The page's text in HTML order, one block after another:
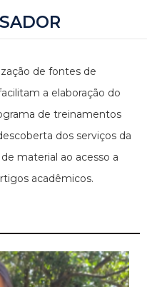
de fontes de
a elaboração do
de treinamentos
dos serviços da
material ao acesso a
acadêmicos.